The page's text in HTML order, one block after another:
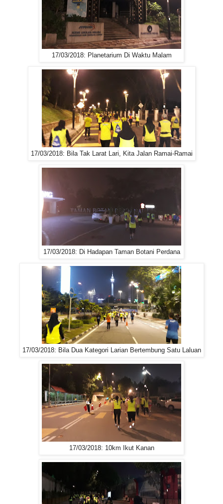
17/03/2018: Planetarium Di Waktu Malam
17/03/2018: Bila Tak Larat Lari, Kita Jalan Ramai-Ramai
17/03/2018: Di Hadapan Taman Botani Perdana
17/03/2018: Bila Dua Kategori Larian Bertembung Satu Laluan
17/03/2018: 10km Ikut Kanan